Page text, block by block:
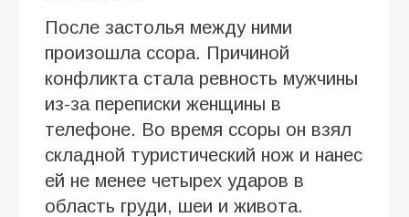
После застолья между ними
произошла ссора. Причиной
конфликта стала ревность мужчины
из-за переписки женщины в
телефоне. Во время ссоры он взял
складной туристический нож и нанес
ей не менее четырех ударов в
область груди, шеи и живота.